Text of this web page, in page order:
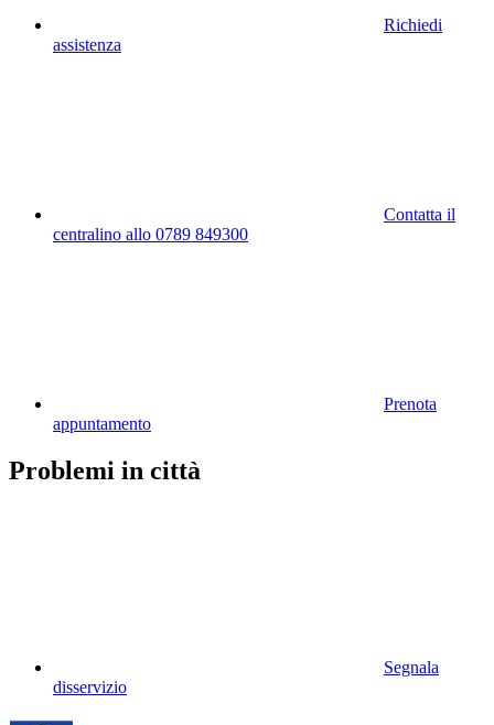
Richiedi
assistenza
Contatta il
centralino allo 0789 849300
Prenota
appuntamento
Problemi in città
Segnala
disservizio